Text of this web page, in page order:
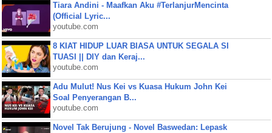
Tiara Andini - Maafkan Aku #TerlanjurMencinta
(Official Lyric...
youtube.com
8 KIAT HIDUP LUAR BIASA UNTUK SEGALA SI
TUASI || DIY dan Keraj...
youtube.com
Adu Mulut! Nus Kei vs Kuasa Hukum John Kei
Soal Penyerangan B...
youtube.com
Novel Tak Berujung - Novel Baswedan: Lepask